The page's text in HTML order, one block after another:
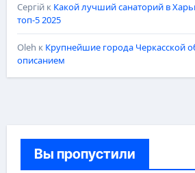
Сергійк Какой лучший санаторий в
топ-5 2025
Oleh к Крупнейшие города Черкасской
описанием
Вы пропустили